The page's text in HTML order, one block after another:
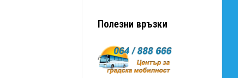
Полезни връзки